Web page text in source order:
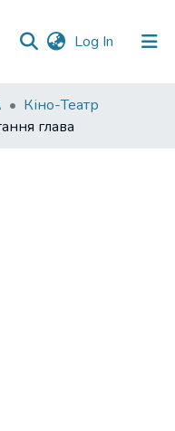
Log In (current)
Кіно-Театр
глава